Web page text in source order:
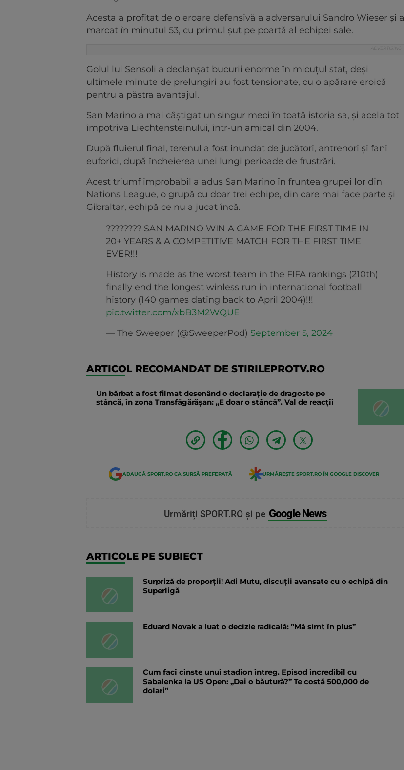
Acesta a profitat de o eroare defensivă a adversarului Sandro Wieser și a
marcat în minutul 53, cu primul șut pe poartă al echipei sale.
Golul lui Sensoli a declanșat bucurii enorme în micuțul stat, deși
ultimele minute de prelungiri au fost tensionate, cu o apărare eroică
pentru a păstra avantajul.
San Marino a mai câștigat un singur meci în toată istoria sa, și acela tot
împotriva Liechtensteinului, într-un amical din 2004.
După fluierul final, terenul a fost inundat de jucători, antrenori și fani
euforici, după încheierea unei lungi perioade de frustrări.
Acest triumf improbabil a adus San Marino în fruntea grupei lor din
Nations League, o grupă cu doar trei echipe, din care mai face parte și
Gibraltar, echipă ce nu a jucat încă.
???????? SAN MARINO WIN A GAME FOR THE FIRST TIME IN
20+ YEARS & A COMPETITIVE MATCH FOR THE FIRST TIME
EVER!!!
History is made as the worst team in the FIFA rankings (210th)
finally end the longest winless run in international football
history (140 games dating back to April 2004)!!!
pic.twitter.com/xbB3M2WQUE
— The Sweeper (@SweeperPod) September 5, 2024
ARTICOL RECOMANDAT DE STIRILEPROTV.RO
Un bărbat a fost filmat desenând o declaraţie de dragoste pe
stâncă, în zona Transfăgărăşan: „E doar o stâncă”. Val de reacții
ADAUGĂ SPORT.RO CA SURSĂ PREFERATĂ URMĂREȘTE SPORT.RO ÎN GOOGLE DISCOVER
Urmăriți SPORT.RO și pe Google News
ARTICOLE PE SUBIECT
Surpriză de proporții! Adi Mutu, discuții avansate cu o echipă din
Superligă
Eduard Novak a luat o decizie radicală: ”Mă simt în plus”
Cum faci cinste unui stadion întreg. Episod incredibil cu
Sabalenka la US Open: „Dai o băutură?” Te costă 500,000 de
dolari”